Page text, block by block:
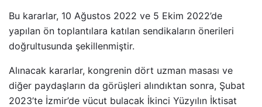
Bu kararlar, 10 Ağustos 2022 ve 5 Ekim 2022’de
yapılan ön toplantılara katılan sendikaların önerileri
doğrultusunda şekillenmiştir.
Alınacak kararlar, kongrenin dört uzman masası ve
diğer paydaşların da görüşleri alındıktan sonra, Şubat
2023’te İzmir’de vücut bulacak İkinci Yüzyılın İktisat